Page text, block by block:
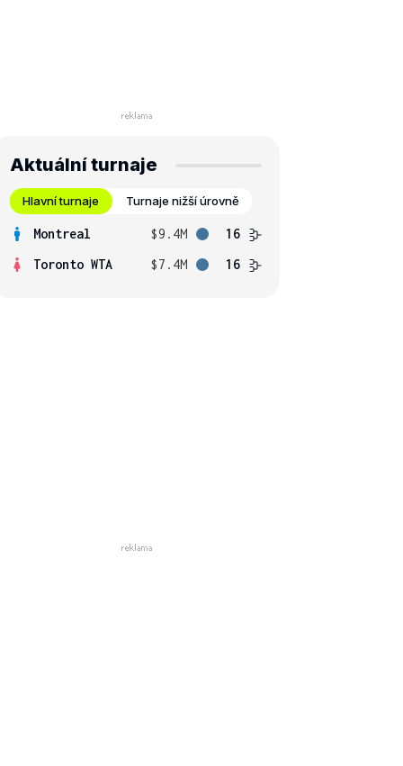
Aktuální turnaje
Hlavní turnaje Turnaje nižší úrovně
Montreal $9.4M
16
Toronto WTA
$7.4M 16